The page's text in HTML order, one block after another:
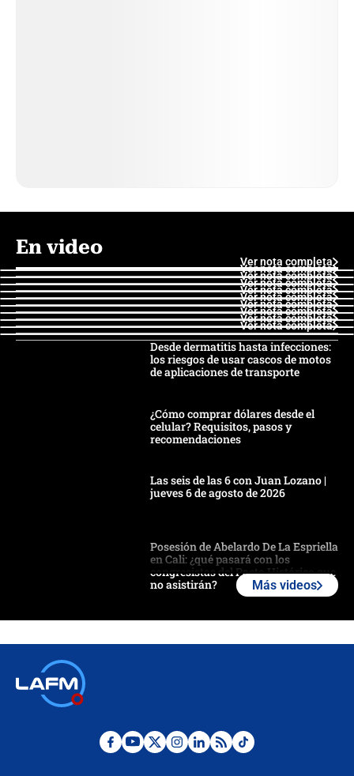
En video
Ver nota completa
Ver nota completa
Ver nota completa
Ver nota completa
Ver nota completa
Ver nota completa
Ver nota completa
Ver nota completa
Ver nota completa
Ver nota completa
Desde dermatitis hasta infecciones:
los riesgos de usar cascos de motos
de aplicaciones de transporte
¿Cómo comprar dólares desde el
celular? Requisitos, pasos y
recomendaciones
Las seis de las 6 con Juan Lozano |
jueves 6 de agosto de 2026
Posesión de Abelardo De La Espriella
en Cali: ¿qué pasará con los
congresistas del Pacto Histórico que
no asistirán?
¿Por qué De la Espriella gobernará
Más videos